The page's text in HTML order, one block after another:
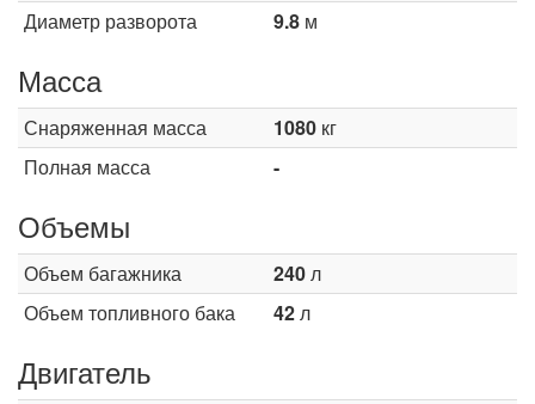
Диаметр разворота
9.8 м
Масса
Снаряженная масса 1080 кг
Полная масса
-
Объемы
Объем багажника 240л
Объем топливного бака
42л
Двигатель